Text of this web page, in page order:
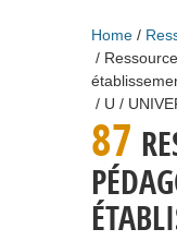
Home
U
87